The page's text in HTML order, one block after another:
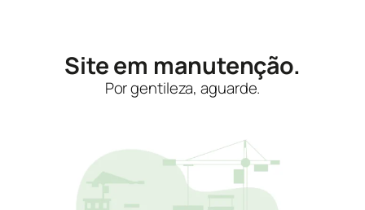
Site em manutenção.
Por gentileza, aguarde.